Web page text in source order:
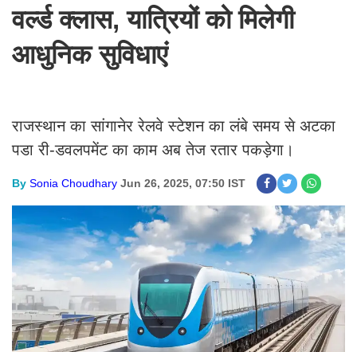
वर्ल्ड क्लास, यात्रियों को मिलेगी
आधुनिक सुविधाएं
राजस्थान का सांगानेर रेलवे स्टेशन का लंबे समय से अटका
पडा री-डवलपमेंट का काम अब तेज रतार पकड़ेगा।
By Sonia Choudhary Jun 26, 2025, 07:50 IST